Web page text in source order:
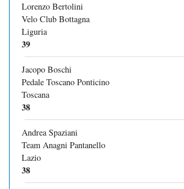
Lorenzo Bertolini
Velo Club Bottagna
Liguria
39
Jacopo Boschi
Pedale Toscano Ponticino
Toscana
38
Andrea Spaziani
Team Anagni Pantanello
Lazio
38